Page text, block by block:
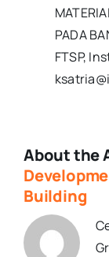
PADA
FTSP,
About the
Building